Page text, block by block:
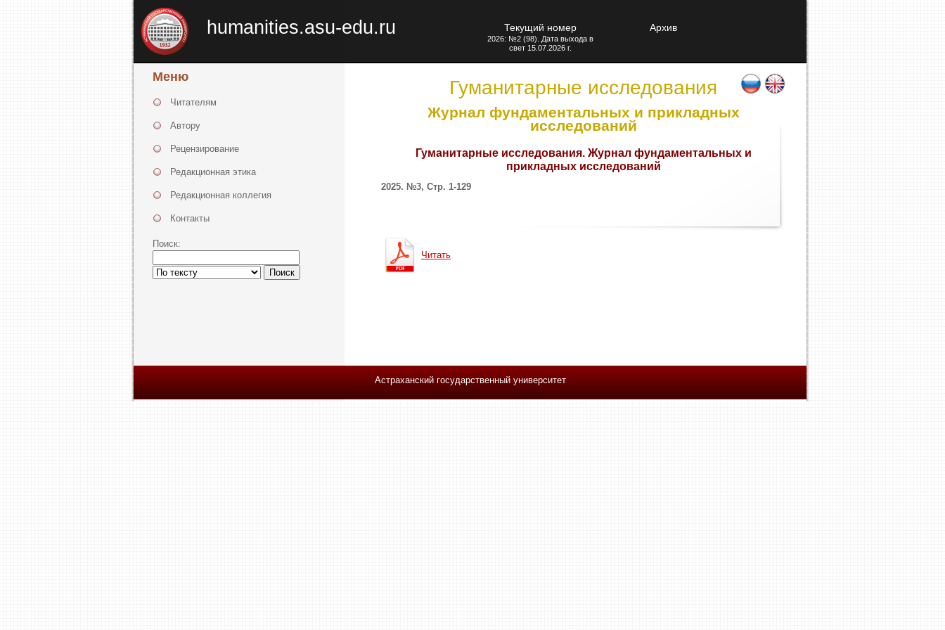
humanities.asu-edu.ru Текущий номер
2026: №2 (98). Дата выхода в
свет 15.07.2026 г.
Архив
Меню
Читателям
Автору
Рецензирование
Редакционная этика
Редакционная коллегия
Контакты
Поиск:
Поиск
Гуманитарные исследования
Журнал фундаментальных и прикладных
исследований
Гуманитарные исследования. Журнал фундаментальных и
прикладных исследований
2025. №3, Стр. 1-129
Читать
Астраханский государственный университет